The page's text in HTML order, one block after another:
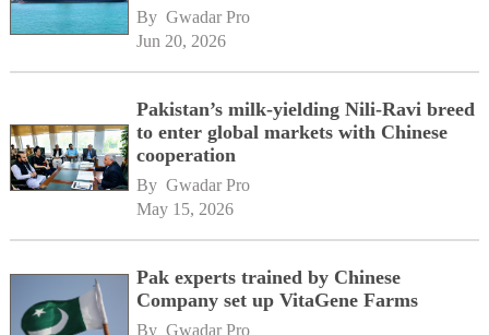
By Gwadar Pro
Jun 20, 2026
Pakistan’s milk-yielding Nili-Ravi breed
to enter global markets with Chinese
cooperation
By Gwadar Pro
May 15, 2026
Pak experts trained by Chinese
Company set up VitaGene Farms
By Gwadar Pro